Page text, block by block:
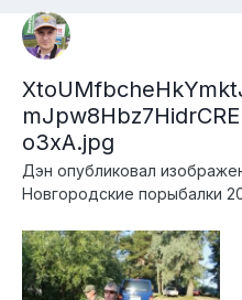
o3xA.jpg
Дэн опубликовал
Новгородские порыбалки